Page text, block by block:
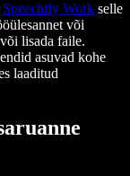
Speechify Work selle
või
lisada faile.
asuvad kohe
laaditud